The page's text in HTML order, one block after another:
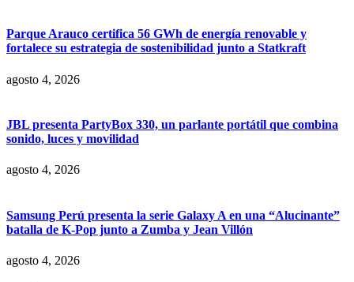
Parque Arauco certifica 56 GWh de energía renovable y
fortalece su estrategia de sostenibilidad junto a Statkraft
agosto 4, 2026
JBL presenta PartyBox 330, un parlante portátil que combina
sonido, luces y movilidad
agosto 4, 2026
Samsung Perú presenta la serie Galaxy A en una “Alucinante”
batalla de K-Pop junto a Zumba y Jean Villón
agosto 4, 2026